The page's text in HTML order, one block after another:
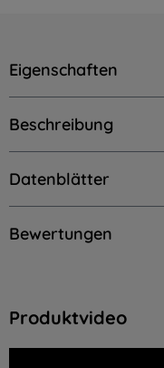
Eigenschaften
Beschreibung
Datenblätter
Bewertungen
Produktvideo